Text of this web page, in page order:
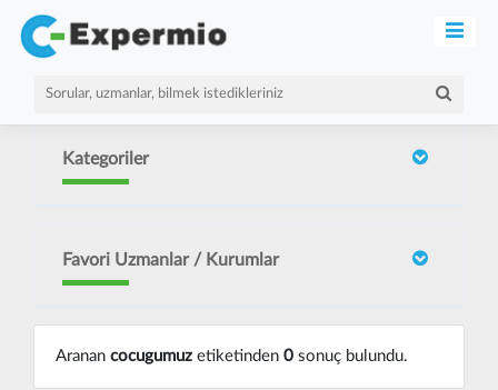
Kategoriler
Favori Uzmanlar / Kurumlar
Aranan cocugumuzetiketinden 0sonuç bulundu.